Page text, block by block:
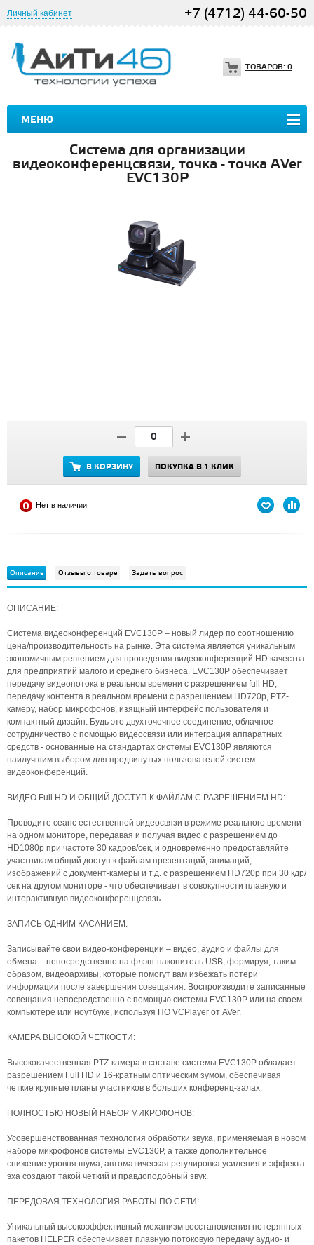
Личный кабинет +7 (4712) 44-60-50
МЕНЮ
ТОВАРОВ: 0
Система для организации
видеоконференцсвязи, точка - точка AVer
EVC130P
В КОРЗИНУ ПОКУПКА В 1 КЛИК
Нет в наличии
Описание Отзывы о товаре Задать вопрос
ОПИСАНИЕ:
Система видеоконференций EVC130P – новый лидер по соотношению
цена/производительность на рынке. Эта система является уникальным
экономичным решением для проведения видеоконференций HD качества
для предприятий малого и среднего бизнеса. EVC130P обеспечивает
передачу видеопотока в реальном времени с разрешением full HD,
передачу контента в реальном времени с разрешением HD720p, PTZ-
камеру, набор микрофонов, изящный интерфейс пользователя и
компактный дизайн. Будь это двухточечное соединение, облачное
сотрудничество с помощью видеосвязи или интеграция аппаратных
средств - основанные на стандартах системы EVC130P являются
наилучшим выбором для продвинутых пользователей систем
видеоконференций.
ВИДЕО Full HD И ОБЩИЙ ДОСТУП К ФАЙЛАМ С РАЗРЕШЕНИЕМ HD:
Проводите сеанс естественной видеосвязи в режиме реального времени
на одном мониторе, передавая и получая видео с разрешением до
HD1080p при частоте 30 кадров/сек, и одновременно предоставляйте
участникам общий доступ к файлам презентаций, анимаций,
изображений с документ-камеры и т.д. с разрешением HD720p при 30 кдр/
сек на другом мониторе - что обеспечивает в совокупности плавную и
интерактивную видеоконференцсвязь.
ЗАПИСЬ ОДНИМ КАСАНИЕМ:
Записывайте свои видео-конференции – видео, аудио и файлы для
обмена – непосредственно на флэш-накопитель USB, формируя, таким
образом, видеоархивы, которые помогут вам избежать потери
информации после завершения совещания. Воспроизводите записанные
совещания непосредственно с помощью системы EVC130P или на своем
компьютере или ноутбуке, используя ПО VCPlayer от AVer.
КАМЕРА ВЫСОКОЙ ЧЕТКОСТИ:
Высококачественная PTZ-камера в составе системы EVC130P обладает
разрешением Full HD и 16-кратным оптическим зумом, обеспечивая
четкие крупные планы участников в больших конференц-залах.
ПОЛНОСТЬЮ НОВЫЙ НАБОР МИКРОФОНОВ:
Усовершенствованная технология обработки звука, применяемая в новом
наборе микрофонов системы EVC130P, а также дополнительное
снижение уровня шума, автоматическая регулировка усиления и эффекта
эха создают такой четкий и правдоподобный звук.
ПЕРЕДОВАЯ ТЕХНОЛОГИЯ РАБОТЫ ПО СЕТИ:
Уникальный высокоэффективный механизм восстановления потерянных
пакетов HELPER обеспечивает плавную потоковую передачу аудио- и